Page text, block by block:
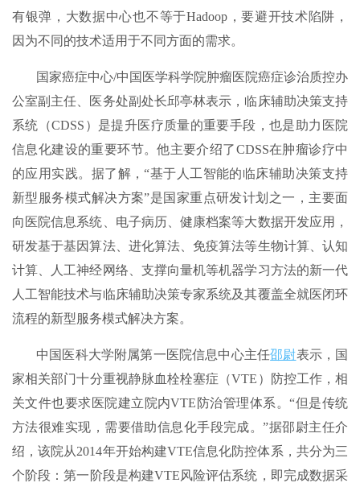
有银弹，大数据中心也不等于Hadoop，要避开技术陷阱，
因为不同的技术适用于不同方面的需求。
国家癌症中心/中国医学科学院肿瘤医院癌症诊治质控办
公室副主任、医务处副处长邱亭林表示，临床辅助决策支持
系统（CDSS）是提升医疗质量的重要手段，也是助力医院
信息化建设的重要环节。他主要介绍了CDSS在肿瘤诊疗中
的应用实践。据了解，“基于人工智能的临床辅助决策支持
新型服务模式解决方案”是国家重点研发计划之一，主要面
向医院信息系统、电子病历、健康档案等大数据开发应用，
研发基于基因算法、进化算法、免疫算法等生物计算、认知
计算、人工神经网络、支撑向量机等机器学习方法的新一代
人工智能技术与临床辅助决策专家系统及其覆盖全就医闭环
流程的新型服务模式解决方案。
中国医科大学附属第一医院信息中心主任邵尉表示，国
家相关部门十分重视静脉血栓栓塞症（VTE）防控工作，相
关文件也要求医院建立院内VTE防治管理体系。“但是传统
方法很难实现，需要借助信息化手段完成。”据邵尉主任介
绍，该院从2014年开始构建VTE信息化防控体系，共分为三
个阶段：第一阶段是构建VTE风险评估系统，即完成数据采